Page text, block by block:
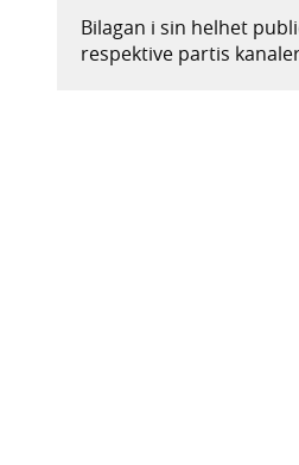
Bilagan i sin helhet
respektive partis